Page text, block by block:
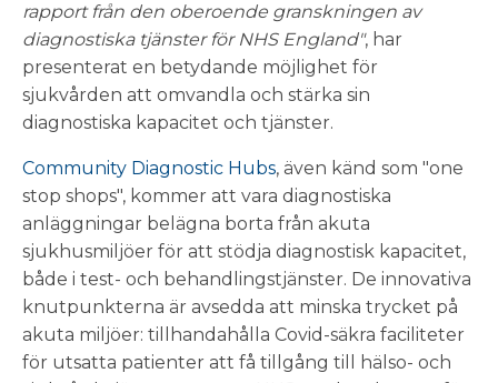
rapport från den oberoende granskningen av
diagnostiska tjänster för NHS England", har
presenterat en betydande möjlighet för
sjukvården att omvandla och stärka sin
diagnostiska kapacitet och tjänster.
Community Diagnostic Hubs, även känd som "one
stop shops", kommer att vara diagnostiska
anläggningar belägna borta från akuta
sjukhusmiljöer för att stödja diagnostisk kapacitet,
både i test- och behandlingstjänster. De innovativa
knutpunkterna är avsedda att minska trycket på
akuta miljöer: tillhandahålla Covid-säkra faciliteter
för utsatta patienter att få tillgång till hälso- och